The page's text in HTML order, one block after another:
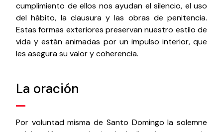
cumplimiento de ellos nos ayudan el silencio, el uso
del hábito, la clausura y las obras de penitencia.
Estas formas exteriores preservan nuestro estilo de
vida y están animadas por un impulso interior, que
les asegura su valor y coherencia.
La oración
Por voluntad misma de Santo Domingo la solemne